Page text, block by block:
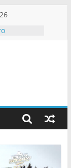
в